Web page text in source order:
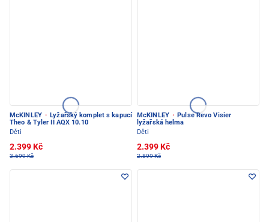
McKINLEY · Lyžařský komplet s kapucí
Theo & Tyler II AQX 10.10
Děti
2.399 Kč
3.699 Kč
McKINLEY · Pulse Revo Visier
lyžařská helma
Děti
2.399 Kč
2.899 Kč